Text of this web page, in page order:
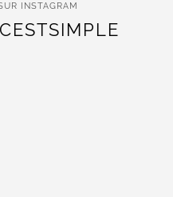
INSTAGRAM